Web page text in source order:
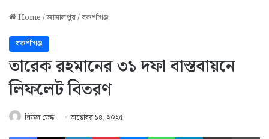
Home/জামালপুর/বকশীগঞ্জ
বকশীগঞ্জ
তারেক রহমানের ৩১ দফা বাস্তবায়নে
লিফলেট বিতরণ
নিউজ ডেস্ক অক্টোবর ১৪, ২০২৫
Facebook
X LinkedInPinterestMessengerWhatsAppTelegramShare via Email